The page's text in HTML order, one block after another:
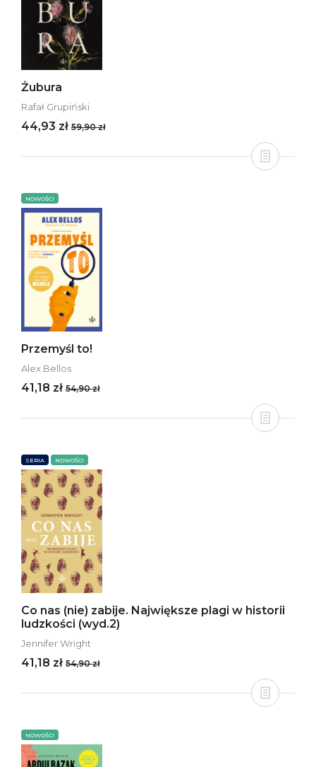
Żubura
Rafał Grupiński
44,93 zł 59,90 zł
NOWOŚCI
Przemyśl to!
Alex Bellos
41,18 zł 54,90 zł
SERIA NOWOŚCI
Co nas (nie) zabije. Największe plagi w historii
ludzkości (wyd.2)
Jennifer Wright
41,18 zł 54,90 zł
NOWOŚCI